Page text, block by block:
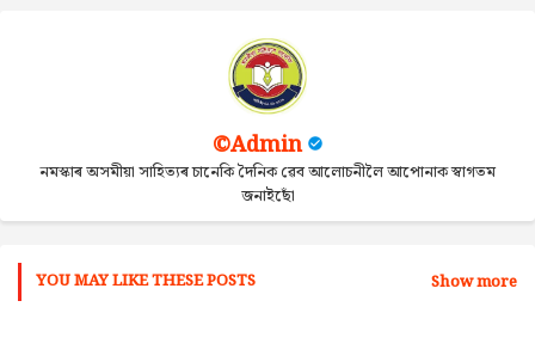
©Admin
নমস্কাৰ অসমীয়া সাহিত্যৰ চানেকি দৈনিক ৱেব আলোচনীলৈ আপোনাক স্বাগতম
জনাইছোঁ
YOU MAY LIKE THESE POSTS Show more